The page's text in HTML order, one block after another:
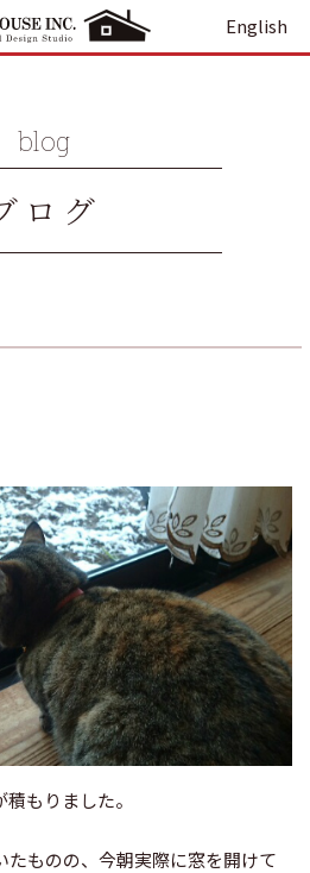
English
blog
ログ
もりました。
たものの、今朝実際に窓を開けて